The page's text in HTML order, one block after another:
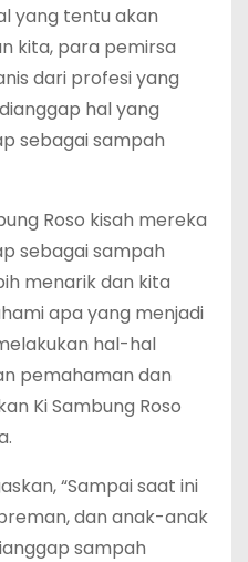
yang tentu akan
kita, para pemirsa
dari profesi yang
hal yang
sebagai sampah
Roso kisah mereka
sebagai sampah
menarik dan kita
apa yang menjadi
hal-hal
pemahaman dan
Ki Sambung Roso
“Sampai saat ini
dan anak-anak
sampah